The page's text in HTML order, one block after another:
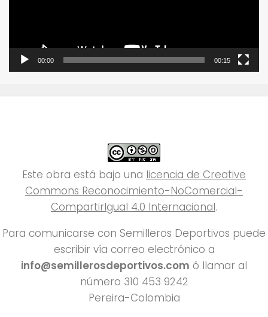
00:00 00:15
Este obra está bajo una licencia de Creative
Commons Reconocimiento-NoComercial-
CompartirIgual 4.0 Internacional.
Para comunicarse con Semilleros Deportivos puede
escribir vía correo electrónico a
info@semillerosdeportivos.com ó llamar al
número 310 453 9242
Pereira-Colombia